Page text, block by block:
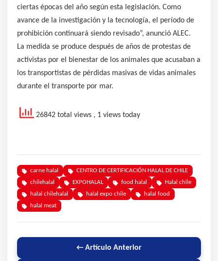
ciertas épocas del año según esta legislación. Como
avance de la investigación y la tecnología, el período de
prohibición continuará siendo revisado”, anunció ALEC.
La medida se produce después de años de protestas de
activistas por el bienestar de los animales que acusaban a
los transportistas de pérdidas masivas de vidas animales
durante el transporte por mar.
26842 total views , 1 views today
carne halal
CENTRO DE CERTIFICACIÓN HALAL DE CHILE
chilehalal
EXPOHALAL food halal
Halal chile
halal chilehalal
halal expo chile
halal food
halal meat
← Artículo Anterior